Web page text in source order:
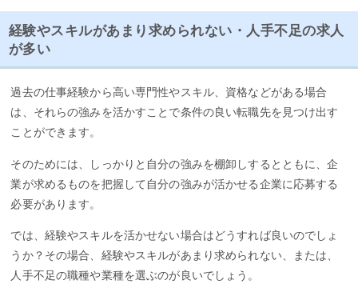
経験やスキルがあまり求められない・人手不足の求人
が多い
過去の仕事経験から高い専門性やスキル、資格などがある場合
は、それらの強みを活かすことで条件の良い転職先を見つけ出す
ことができます。
そのためには、しっかりと自分の強みを棚卸しするとともに、企
業が求めるものを把握して自分の強みが活かせる企業に応募する
必要があります。
では、経験やスキルを活かせない場合はどうすれば良いのでしょ
うか？その場合、経験やスキルがあまり求められない、または、
人手不足の職種や業種を選ぶのが良いでしょう。